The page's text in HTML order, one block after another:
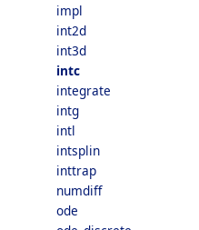
impl
int2d
int3d
intc
integrate
intg
intl
intsplin
inttrap
numdiff
ode